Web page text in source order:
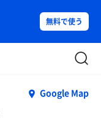
無料で使う
Google Map